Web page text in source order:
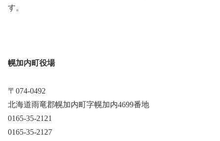
す。
幌加内町役場
〒074-0492
北海道雨竜郡幌加内町字幌加内4699番地
0165-35-2121
0165-35-2127